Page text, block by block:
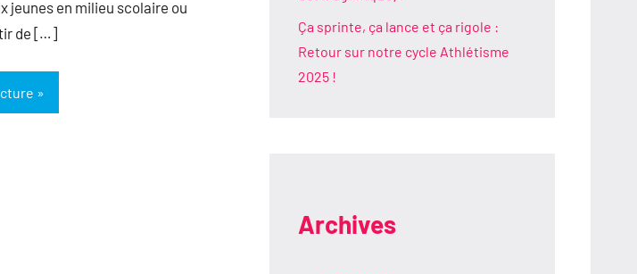
jeunes en milieu scolaire ou
de […]
Ça sprinte, ça lance et ça rigole :
Retour sur notre cycle Athlétisme
2025 !
Archives